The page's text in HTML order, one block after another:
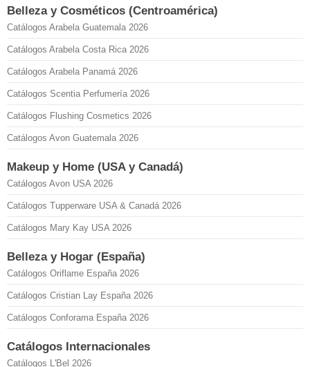
Belleza y Cosméticos (Centroamérica)
Catálogos Arabela Guatemala 2026
Catálogos Arabela Costa Rica 2026
Catálogos Arabela Panamá 2026
Catálogos Scentia Perfumería 2026
Catálogos Flushing Cosmetics 2026
Catálogos Avon Guatemala 2026
Makeup y Home (USA y Canadá)
Catálogos Avon USA 2026
Catálogos Tupperware USA & Canadá 2026
Catálogos Mary Kay USA 2026
Belleza y Hogar (España)
Catálogos Oriflame España 2026
Catálogos Cristian Lay España 2026
Catálogos Conforama España 2026
Catálogos Internacionales
Catálogos L'Bel 2026